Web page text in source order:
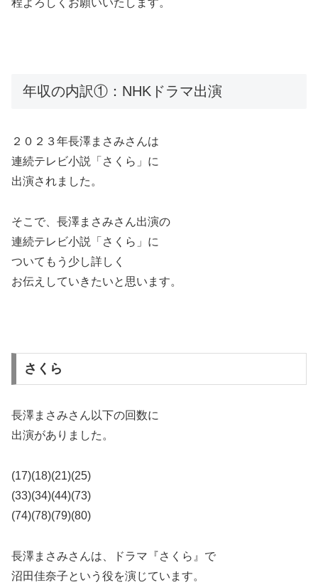
程よろしくお願いいたします。
年収の内訳①：NHKドラマ出演
２０２３年長澤まさみさんは
連続テレビ小説「さくら」に
出演されました。
そこで、長澤まさみさん出演の
連続テレビ小説「さくら」に
ついてもう少し詳しく
お伝えしていきたいと思います。
さくら
長澤まさみさん以下の回数に
出演がありました。
(17)(18)(21)(25)
(33)(34)(44)(73)
(74)(78)(79)(80)
長澤まさみさんは、ドラマ『さくら』で
沼田佳奈子という役を演じています。